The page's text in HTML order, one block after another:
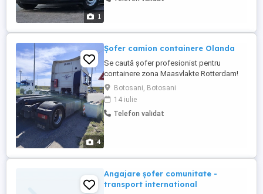
1
4
Șofer camion containere Olanda
Se caută șofer profesionist pentru
containere zona Maasvlakte Rotterdam!
Camioane Daf xf Lucru național ( rar câte o
ieșire către Germania sau Belgia) Perioadă
de lucru la înțelegere, dar preferabil minim
1 lună la lucru Caut doar șoferi serioși cu
Botosani, Botosani
14 iulie
Telefon validat
Angajare șofer comunitate -
transport international